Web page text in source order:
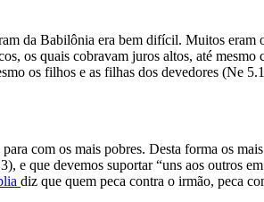
da Babilônia era bem difícil. Muitos
os quais cobravam juros altos, até
os filhos e as filhas dos devedores (Ne
com os mais pobres. Desta forma os
e que devemos suportar “uns aos outros
diz que quem peca contra o irmão, peca